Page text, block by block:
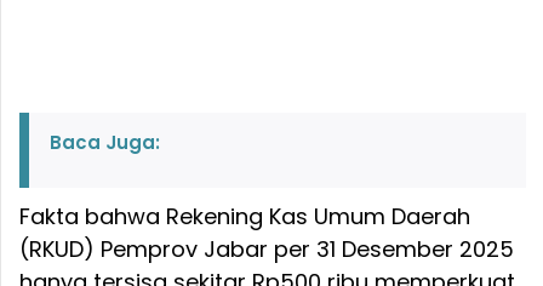
Baca Juga:
Fakta bahwa Rekening Kas Umum Daerah
(RKUD) Pemprov Jabar per 31 Desember 2025